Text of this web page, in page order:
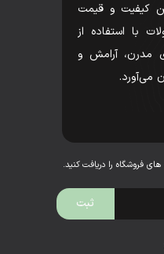
کیفیت و قیمت
با استفاده از
مدرن، آرامش و
می‌آورد.
فروشگاه را دریافت کنید.